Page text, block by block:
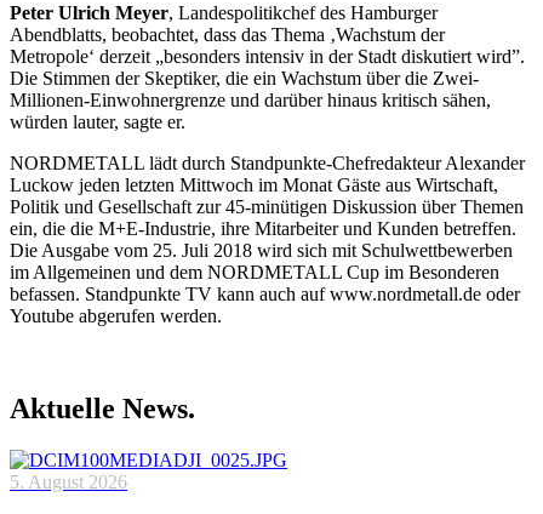
Peter Ulrich Meyer, Landespolitikchef des Hamburger
Abendblatts, beobachtet, dass das Thema ‚Wachstum der
Metropole‘ derzeit „besonders intensiv in der Stadt diskutiert wird”.
Die Stimmen der Skeptiker, die ein Wachstum über die Zwei-
Millionen-Einwohnergrenze und darüber hinaus kritisch sähen,
würden lauter, sagte er.
NORDMETALL lädt durch Standpunkte-Chefredakteur Alexander
Luckow jeden letzten Mittwoch im Monat Gäste aus Wirtschaft,
Politik und Gesellschaft zur 45-minütigen Diskussion über Themen
ein, die die M+E-Industrie, ihre Mitarbeiter und Kunden betreffen.
Die Ausgabe vom 25. Juli 2018 wird sich mit Schulwettbewerben
im Allgemeinen und dem NORDMETALL Cup im Besonderen
befassen. Standpunkte TV kann auch auf www.nordmetall.de oder
Youtube abgerufen werden.
Aktuelle News.
5. August 2026